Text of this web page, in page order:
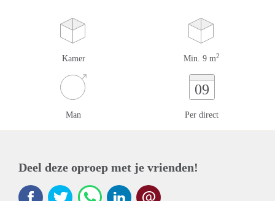
Kamer Min. 9 m2
Man
09
Per direct
Deel deze oproep met je vrienden!